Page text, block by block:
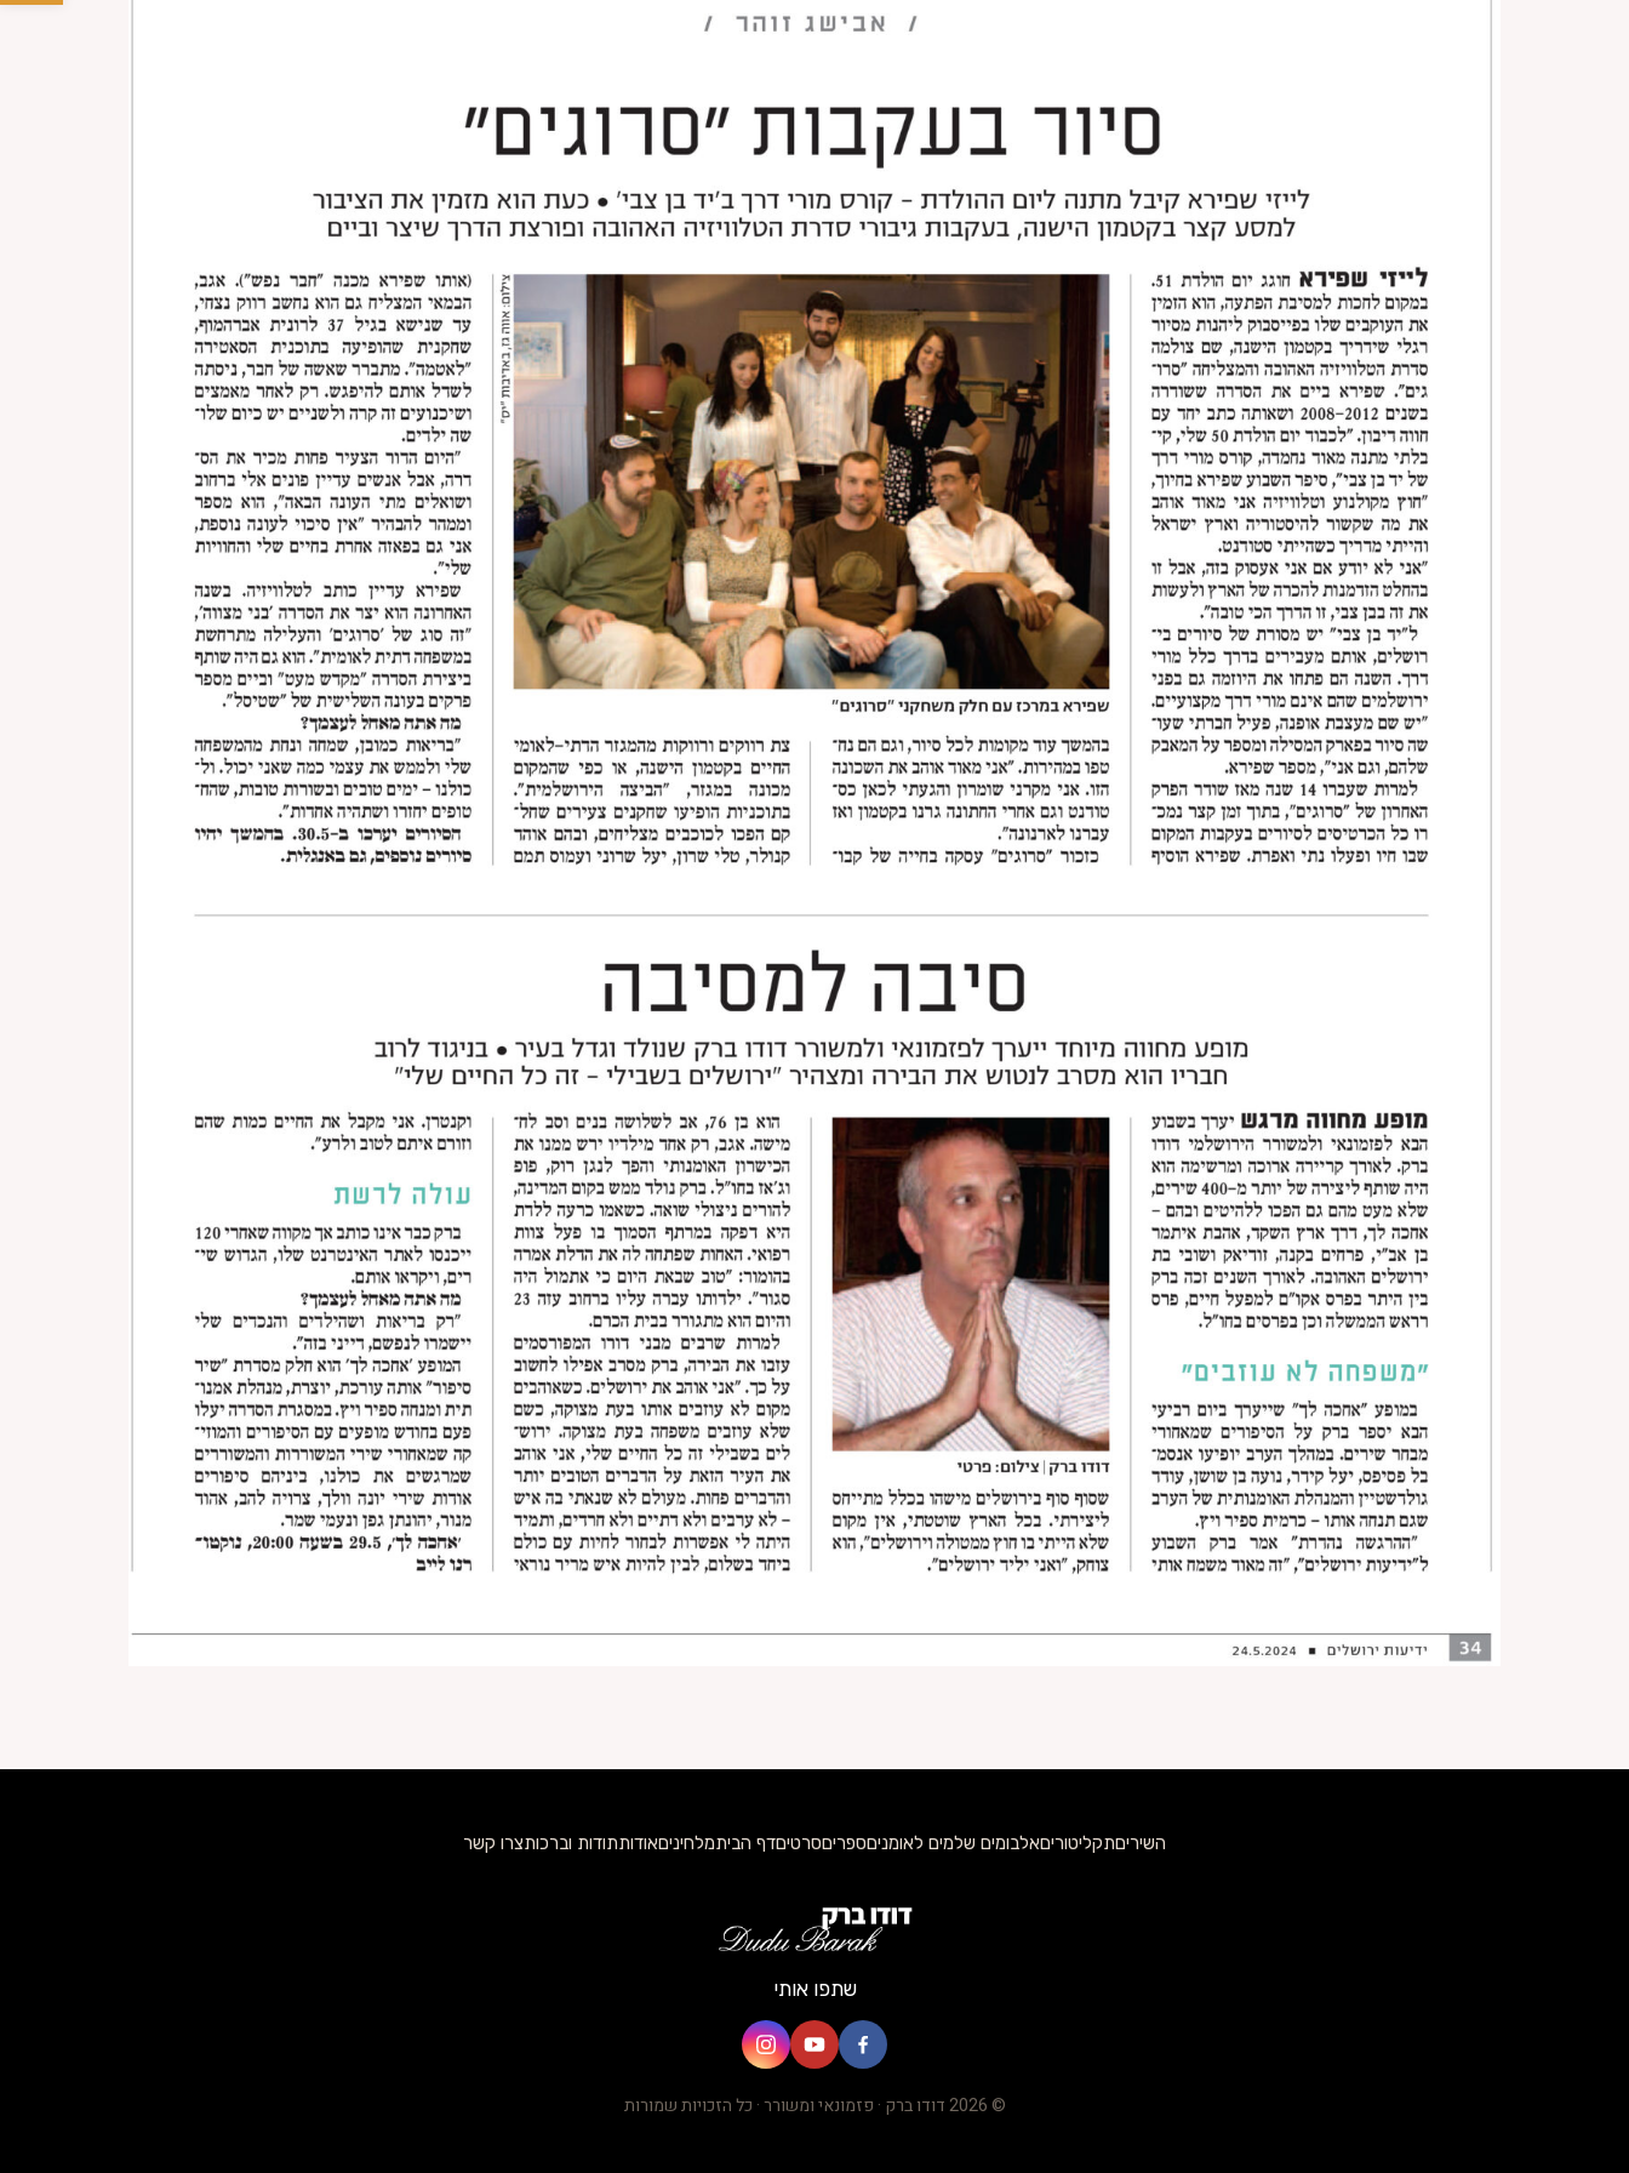
השיריםתקליטוריםאלבומים שלמים לאומניםספריםסרטיםדף הביתמלחיניםאודותתודות וברכותצרו קשר
שתפו אותי
© 2026 דודו ברק · פזמונאי ומשורר · כל הזכויות שמורות